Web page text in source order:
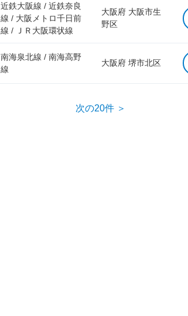
近鉄大阪線 / 近鉄奈良
線 / 大阪メトロ千日前
線 / ＪＲ大阪環状線
大阪府 大阪市生
野区
南海泉北線 / 南海高野
線
大阪府 堺市北区
次の20件 ＞